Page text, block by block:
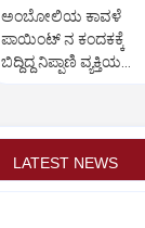
ಅಂಬೋಲಿಯ ಕಾವಳೆ‌
ಪಾಯಿಂಟ್ ನ ಕಂದಕಕ್ಕೆ
ಬಿದ್ದಿದ್ದ ನಿಪ್ಪಾಣಿ ವ್ಯಕ್ತಿಯ
LATEST NEWS